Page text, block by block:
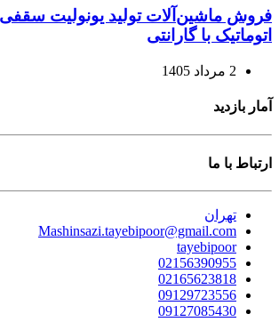
فروش ماشین‌آلات تولید یونولیت
اتوماتیک با گارانتی
2 مرداد 1405
آمار بازدید
ارتباط با ما
تهران
Mashinsazi.tayebipoor@gmail.com
tayebipoor
02156390955
02165623818
09129723556
09127085430